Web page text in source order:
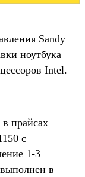
Sandy
ноутбука
Intel.
прайсах
с
1-3
в